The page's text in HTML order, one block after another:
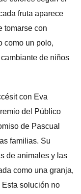
fruta aparece
tomarse con
como un polo,
de niños
con Eva
del Público
de Pascual
familias. Su
de animales y las
como una granja,
Esta solución no